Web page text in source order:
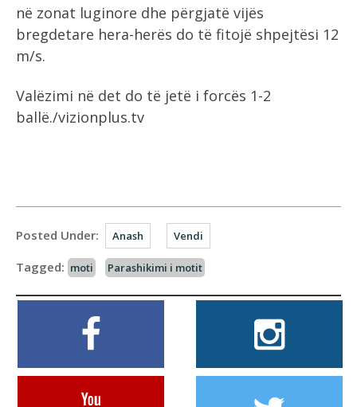
në zonat luginore dhe përgjatë vijës
bregdetare hera-herës do të fitojë shpejtësi 12
m/s.
Valëzimi në det do të jetë i forcës 1-2
ballë./vizionplus.tv
Posted Under: Anash Vendi
Tagged: moti Parashikimi i motit